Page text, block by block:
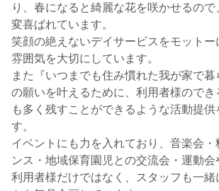
り、春になると綺麗な花を咲かせるの
変喜ばれています。
笑顔の絶えないデイサービスをモットー
雰囲気を大切にしています。
また『いつまでも住み慣れた我が家で暮
の願いを叶えるために、利用者様ので
も多く残すことができるような活動提供
す。
イベントにも力を入れており、音楽会
ンス・地域保育園児との交流会・運動
利用者様だけではなく、スタッフも一緒